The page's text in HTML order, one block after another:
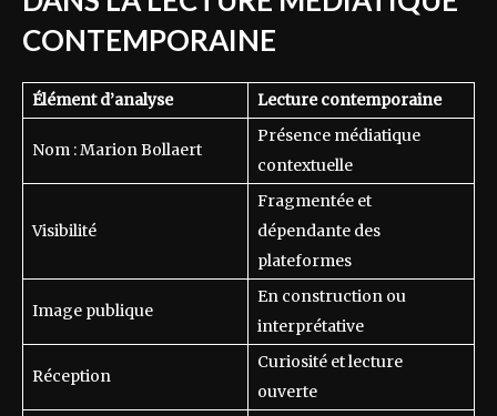
CONTEMPORAINE
Élément d’analyse Lecture contemporaine
Nom : Marion Bollaert
Présence médiatique
contextuelle
Visibilité
Fragmentée et
dépendante des
plateformes
Image publique
En construction ou
interprétative
Réception
Curiosité et lecture
ouverte